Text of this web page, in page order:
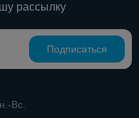
рассылку
Подписаться
Вс.